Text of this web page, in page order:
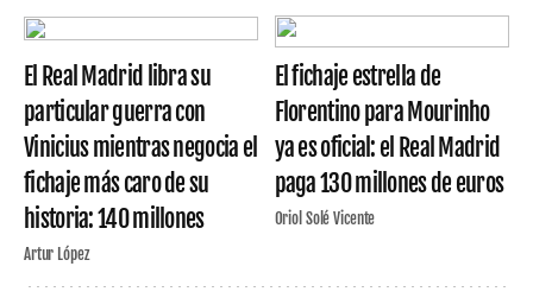
El Real Madrid libra su
particular guerra con
Vinicius mientras negocia el
fichaje más caro de su
historia: 140 millones
Artur López
El fichaje estrella de
Florentino para Mourinho
ya es oficial: el Real Madrid
paga 130 millones de euros
Oriol Solé Vicente